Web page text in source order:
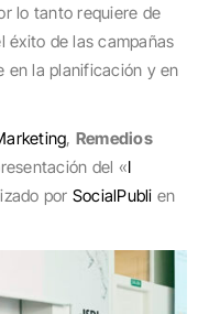
lo tanto requiere de
éxito de las campañas
en la planificación y en
, Remedios
del «I
por SocialPubli en